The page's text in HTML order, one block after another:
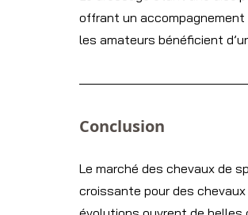
offrant un accompagnement
les amateurs bénéficient
Conclusion
Le marché des chevaux de
croissante pour des